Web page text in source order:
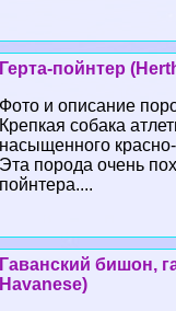
Герта-пойнтер
Фото и описание
Крепкая собака
насыщенного
Эта порода очень
пойнтера....
Гаванский бишон,
Havanese)